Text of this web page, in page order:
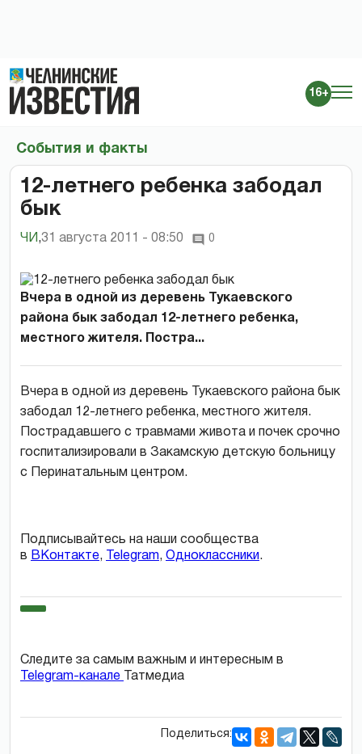
16+
События и факты
12-летнего ребенка забодал
бык
ЧИ ,31 августа 2011 - 08:50 0
Вчера в одной из деревень Тукаевского
района бык забодал 12-летнего ребенка,
местного жителя. Постра...
Вчера в одной из деревень Тукаевского района бык
забодал 12-летнего ребенка, местного жителя.
Пострадавшего с травмами живота и почек срочно
госпитализировали в Закамскую детскую больницу
с Перинатальным центром.
Подписывайтесь на наши сообщества
в ВКонтакте, Telegram, Одноклассники.
Следите за самым важным и интересным в
Telegram-канале
Татмедиа
Поделиться: